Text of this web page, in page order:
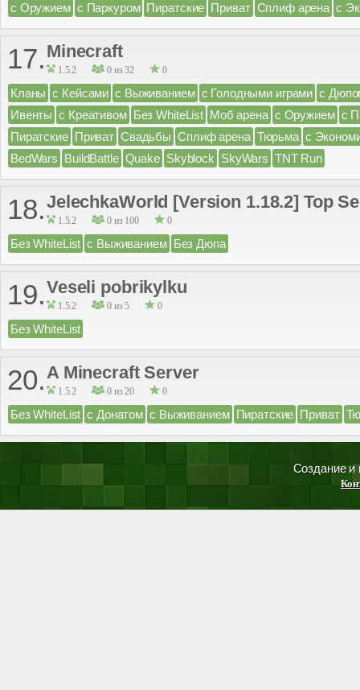
с Оружием с Паркуром Пиратские Приват Сплиф арена с
17. Minecraft
1.5.2 0 из 32 0
Кланы с Кейсами с Выживанием с Голодными играми с
Ивенты с Креативом Без WhiteList Моб арена с Оружием с
Пиратские Приват Свадьбы Сплиф арена Тюрьма с
BedWars BuildBattle Quake Skyblock SkyWars TNT Run
18.JelechkaWorld [Version 1.18.2] Top
1.5.2 0 из 100 0
Без WhiteList с Выживанием Без Дюпа
19.Veseli pobrikylku
1.5.2 0 из 5 0
Без WhiteList
20.A Minecraft Server
1.5.2 0 из 20 0
Без WhiteList с Донатом с Выживанием Пиратские Приват
Создание и